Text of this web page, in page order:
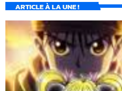
ARTICLE À LA UNE !